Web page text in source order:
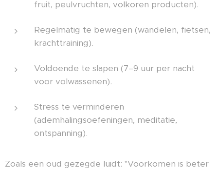
fruit, peulvruchten, volkoren producten).
Regelmatig te bewegen (wandelen, fietsen,
krachttraining).
Voldoende te slapen (7–9 uur per nacht
voor volwassenen).
Stress te verminderen
(ademhalingsoefeningen, meditatie,
ontspanning).
Zoals een oud gezegde luidt: "Voorkomen is beter